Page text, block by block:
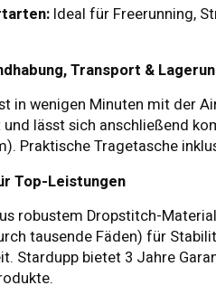
Ideal für Freerunning,
Transport &
in wenigen Minuten mit der
lässt sich anschließend
Praktische Tragetasche
Top-Leistungen
robustem Dropstitch-
tausende Fäden) für
Stardupp bietet 3 Jahre